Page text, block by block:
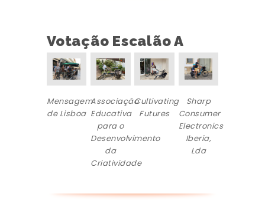
Votação Escalão A
Mensagem
de Lisboa
Associação
Educativa
para o
Desenvolvimento
da
Criatividade
Cultivating
Futures
Sharp
Consumer
Electronics
Iberia,
Lda